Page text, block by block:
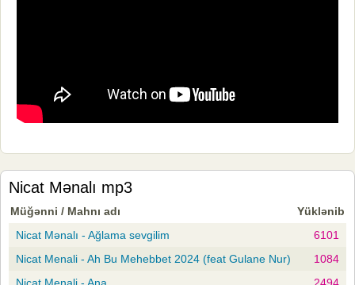
Nicat Mənalı mp3
Müğənni / Mahnı adı
Yüklənib
Nicat Mənalı - Ağlama sevgilim
6101
Nicat Menali - Ah Bu Mehebbet 2024 (feat Gulane Nur)
1084